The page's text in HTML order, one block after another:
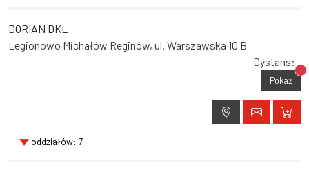
DORIAN DKL
Legionowo Michałów Reginów, ul. Warszawska 10 B
Dystans:
Pokaż
oddziałów: 7